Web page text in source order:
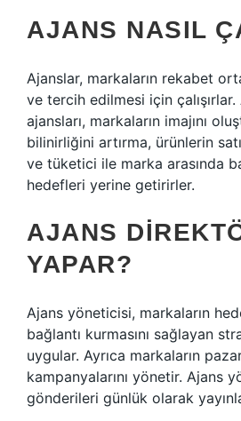
AJANS NASIL
Ajanslar, markaların rekabet
ve tercih edilmesi için çalışırlar.
ajansları, markaların imajını
bilinirliğini artırma, ürünlerin
ve tüketici ile marka arasında
hedefleri yerine getirirler.
AJANS
YAPAR?
Ajans yöneticisi, markaların
bağlantı kurmasını sağlayan
uygular. Ayrıca markaların
kampanyalarını yönetir. Ajans
gönderileri günlük olarak